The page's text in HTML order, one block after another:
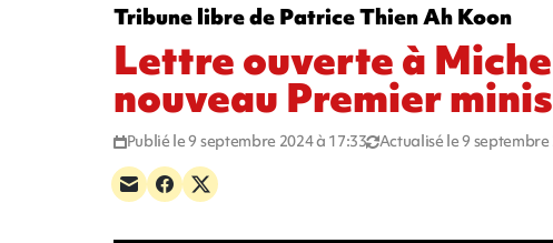
Tribune libre de Patrice Thien Ah Koon
Lettre ouverte à
nouveau Premier
Publié le 9 septembre 2024 à 17:33 Actualisé le 9 septembre